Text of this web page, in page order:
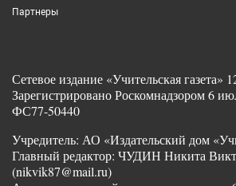
Партнеры
Сетевое издание «Учительская газета»
Зарегистрировано Роскомнадзором 6
ФС77-50440
Учредитель: АО «Издательский дом
Главный редактор: ЧУДИН Никита
(nikvik87@mail.ru)